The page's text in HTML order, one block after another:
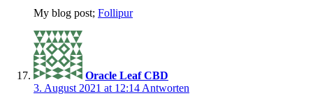
My blog post; Follipur
Oracle Leaf CBD
3. August 2021 at 12:14 Antworten